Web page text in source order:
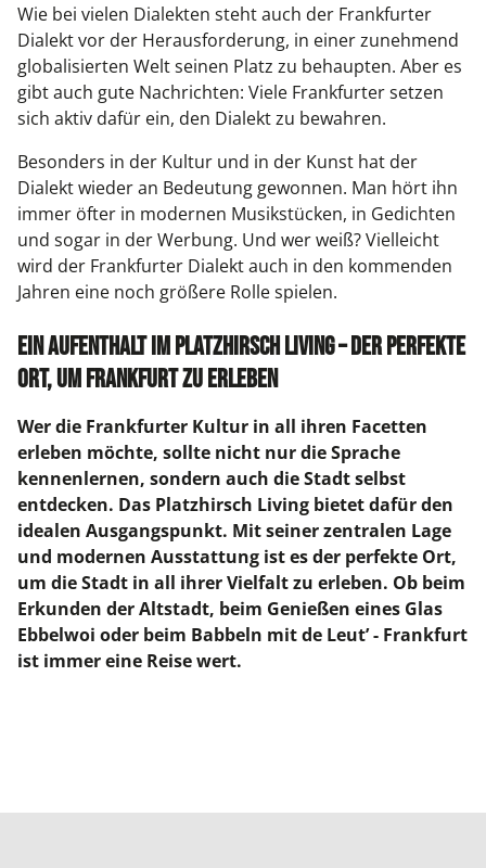
Wie bei vielen Dialekten steht auch der Frankfurter
Dialekt vor der Herausforderung, in einer zunehmend
globalisierten Welt seinen Platz zu behaupten. Aber es
gibt auch gute Nachrichten: Viele Frankfurter setzen
sich aktiv dafür ein, den Dialekt zu bewahren.
Besonders in der Kultur und in der Kunst hat der
Dialekt wieder an Bedeutung gewonnen. Man hört ihn
immer öfter in modernen Musikstücken, in Gedichten
und sogar in der Werbung. Und wer weiß? Vielleicht
wird der Frankfurter Dialekt auch in den kommenden
Jahren eine noch größere Rolle spielen.
Ein Aufenthalt im Platzhirsch Living – der perfekte
Ort, um Frankfurt zu erleben
Wer die Frankfurter Kultur in all ihren Facetten
erleben möchte, sollte nicht nur die Sprache
kennenlernen, sondern auch die Stadt selbst
entdecken. Das Platzhirsch Living bietet dafür den
idealen Ausgangspunkt. Mit seiner zentralen Lage
und modernen Ausstattung ist es der perfekte Ort,
um die Stadt in all ihrer Vielfalt zu erleben. Ob beim
Erkunden der Altstadt, beim Genießen eines Glas
Ebbelwoi oder beim Babbeln mit de Leut’ - Frankfurt
ist immer eine Reise wert.